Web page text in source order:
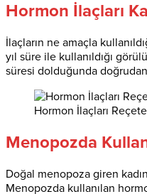
Hormon İlaçları
İlaçların ne amaçla
yıl süre ile kullanıldığı
süresi dolduğunda
Hormon İlaçları
Menopozda
Doğal menopoza giren
Menopozda kullanılan